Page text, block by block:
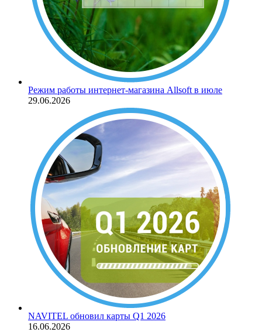
Режим работы интернет-магазина Allsoft в июле
29.06.2026
NAVITEL обновил карты Q1 2026
16.06.2026